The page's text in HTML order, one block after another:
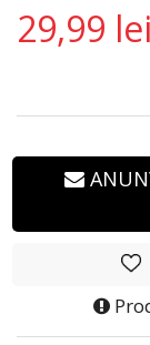
29,99 lei